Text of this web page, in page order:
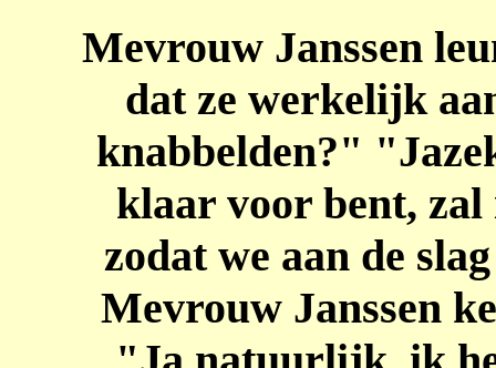
Mevrouw Janssen
dat ze werkelijk
knabbelden?"
klaar voor bent, zal
zodat we aan de
Mevrouw Janssen